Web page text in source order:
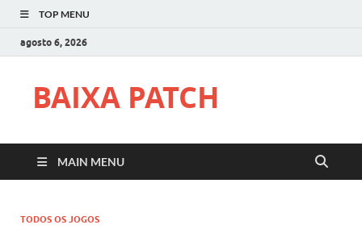
TOP MENU
agosto 6, 2026
BAIXA PATCH
MAIN MENU
TODOS OS JOGOS